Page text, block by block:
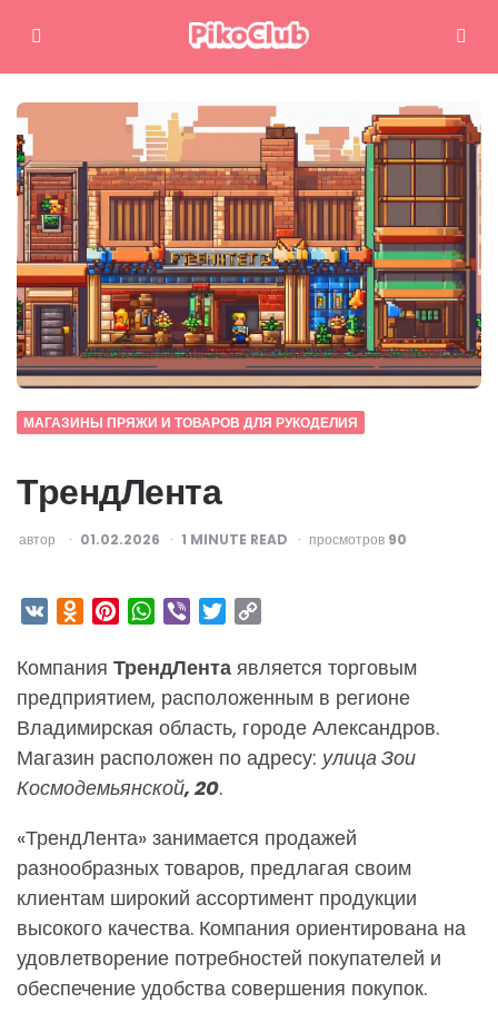
Меню Поиск
МАГАЗИНЫ ПРЯЖИ И ТОВАРОВ ДЛЯ РУКОДЕЛИЯ
ТрендЛента
ОПУБЛИКОВАНО
автор 01.02.2026 1 MINUTE READ просмотров 90
VK Odnoklassniki
PinterestWhatsApp
Viber Twitter
Компания ТрендЛента является торговым
предприятием, расположенным в регионе
Владимирская область, городе Александров.
Магазин расположен по адресу: улица Зои
Космодемьянской, 20.
«ТрендЛента» занимается продажей
разнообразных товаров, предлагая своим
клиентам широкий ассортимент продукции
высокого качества. Компания ориентирована на
удовлетворение потребностей покупателей и
обеспечение удобства совершения покупок.